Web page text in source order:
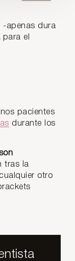
-apenas dura
para el
pacientes
durante los
tras la
otro